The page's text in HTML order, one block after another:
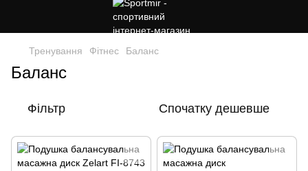
Тренування Фітнес Баланс
Баланс
Фільтр Спочатку дешевше